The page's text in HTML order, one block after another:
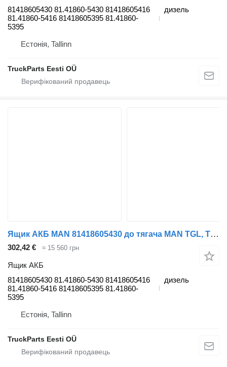
81418605430 81.41860-5430 81418605416
81.41860-5416 81418605395 81.41860-
5395
дизель
Естонія, Tallinn
TruckParts Eesti OÜ
Ящик АКБ MAN 81418605430 до тягача MAN TGL, TGM, TGS, TGX (2005-2021)
302,42 € ≈ 15 560 грн
Ящик АКБ
81418605430 81.41860-5430 81418605416
81.41860-5416 81418605395 81.41860-
5395
дизель
Естонія, Tallinn
TruckParts Eesti OÜ